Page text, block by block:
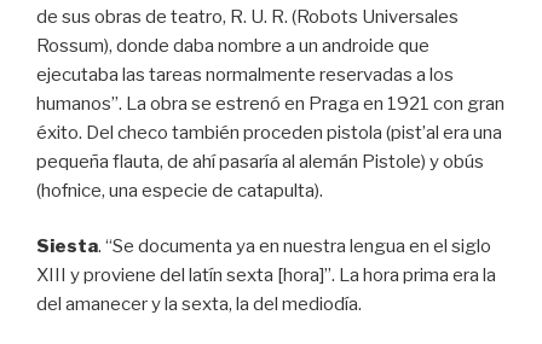
de sus obras de teatro, R. U. R. (Robots Universales
Rossum), donde daba nombre a un androide que
ejecutaba las tareas normalmente reservadas a los
humanos”. La obra se estrenó en Praga en 1921 con gran
éxito. Del checo también proceden pistola (pist’al era una
pequeña flauta, de ahí pasaría al alemán Pistole) y obús
(hofnice, una especie de catapulta).
Siesta. “Se documenta ya en nuestra lengua en el siglo
XIII y proviene del latín sexta [hora]”. La hora prima era la
del amanecer y la sexta, la del mediodía.